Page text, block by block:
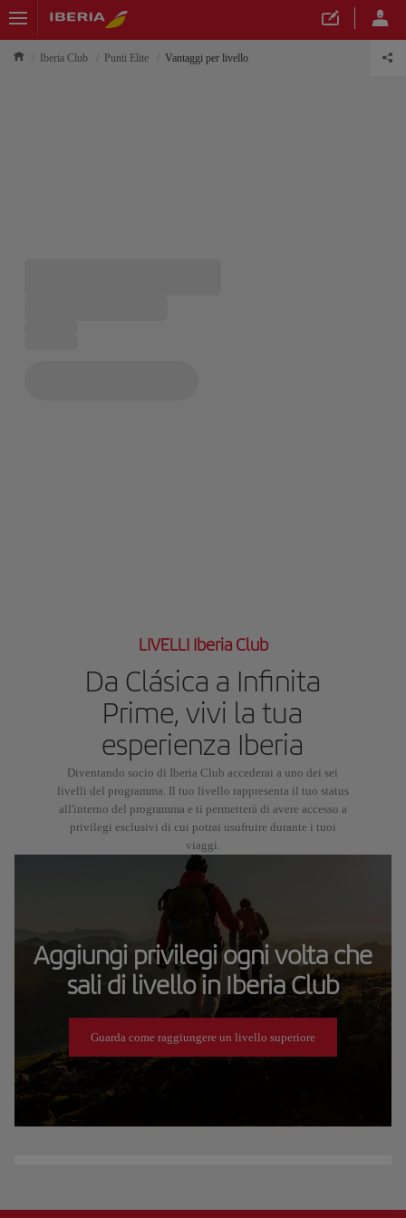
Iberia Club Punti Elite Vantaggi per livello
LIVELLI Iberia Club
Da Clásica a Infinita
Prime, vivi la tua
esperienza Iberia
Diventando socio di Iberia Club accederai a uno dei sei
livelli del programma. Il tuo livello rappresenta il tuo status
all'interno del programma e ti permetterà di avere accesso a
privilegi esclusivi di cui potrai usufruire durante i tuoi
viaggi.
Aggiungi privilegi ogni volta che
sali di livello in Iberia Club
Guarda come raggiungere un livello superiore